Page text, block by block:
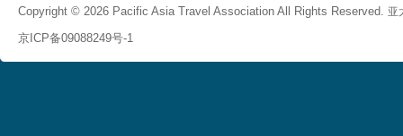
Copyright © 2026 Pacific Asia Travel Association All Rights Reserved. 亚
京ICP备09088249号-1